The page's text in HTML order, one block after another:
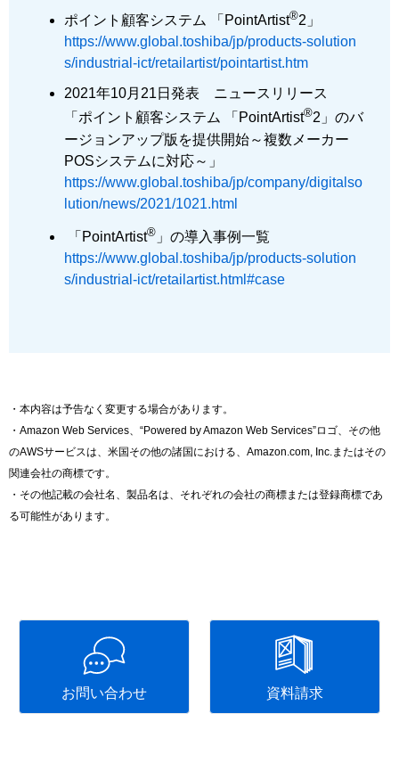
ポイント顧客システム 「PointArtist®2」
https://www.global.toshiba/jp/products-solution
s/industrial-ict/retailartist/pointartist.htm
2021年10月21日発表 ニュースリリース
「ポイント顧客システム 「PointArtist®2」のバ
ージョンアップ版を提供開始～複数メーカー
POSシステムに対応～」
https://www.global.toshiba/jp/company/digitalso
lution/news/2021/1021.html
「PointArtist® 」の導入事例一覧
https://www.global.toshiba/jp/products-solution
s/industrial-ict/retailartist.html#case
・本内容は予告なく変更する場合があります。
・Amazon Web Services、“Powered by Amazon Web Services”ロゴ、その他
のAWSサービスは、米国その他の諸国における、Amazon.com, Inc.またはその
関連会社の商標です。
・その他記載の会社名、製品名は、それぞれの会社の商標または登録商標であ
る可能性があります。
お問い合わせ 資料請求